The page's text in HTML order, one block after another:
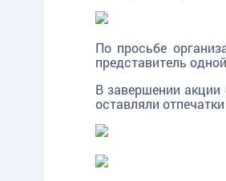
По просьбе
представитель
В завершении
оставляли